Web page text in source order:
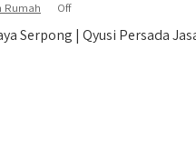
Rumah Off
Serpong | Qyusi Persada